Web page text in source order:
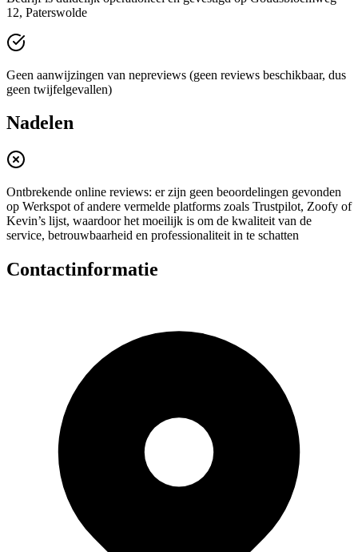
12, Paterswolde
Geen aanwijzingen van nepreviews (geen reviews beschikbaar, dus
geen twijfelgevallen)
Nadelen
Ontbrekende online reviews: er zijn geen beoordelingen gevonden
op Werkspot of andere vermelde platforms zoals Trustpilot, Zoofy of
Kevin’s lijst, waardoor het moeilijk is om de kwaliteit van de
service, betrouwbaarheid en professionaliteit in te schatten
Contactinformatie